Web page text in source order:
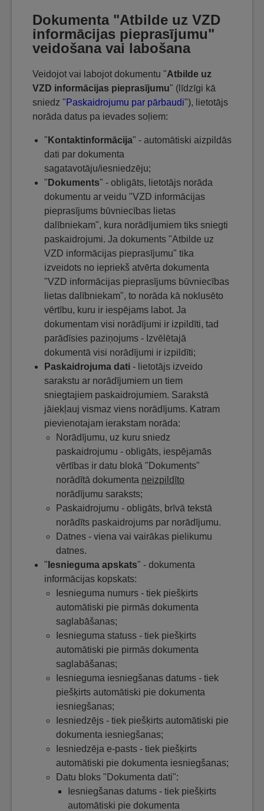
Dokumenta "Atbilde uz VZD
informācijas pieprasījumu"
veidošana vai labošana
Veidojot vai labojot dokumentu "Atbilde uz
VZD informācijas pieprasījumu" (līdzīgi kā
sniedz " Paskaidrojumu par pārbaudi"), lietotājs
norāda datus pa ievades soļiem:
" Kontaktinformācija" - automātiski aizpildās
dati par dokumenta
sagatavotāju/iesniedzēju;
" Dokuments" - obligāts, lietotājs norāda
dokumentu ar veidu "VZD informācijas
pieprasījums būvniecības lietas
dalībniekam", kura norādījumiem tiks sniegti
paskaidrojumi. Ja dokuments "Atbilde uz
VZD informācijas pieprasījumu" tika
izveidots no iepriekš atvērta dokumenta
"VZD informācijas pieprasījums būvniecības
lietas dalībniekam", to norāda kā noklusēto
vērtību, kuru ir iespējams labot. Ja
dokumentam visi norādījumi ir izpildīti, tad
parādīsies paziņojums - Izvēlētajā
dokumentā visi norādījumi ir izpildīti;
Paskaidrojuma dati - lietotājs izveido
sarakstu ar norādījumiem un tiem
sniegtajiem paskaidrojumiem. Sarakstā
jāiekļauj vismaz viens norādījums. Katram
pievienotajam ierakstam norāda:
Norādījumu, uz kuru sniedz
paskaidrojumu - obligāts, iespējamās
vērtības ir datu blokā "Dokuments"
norādītā dokumenta neizpildīto
norādījumu saraksts;
Paskaidrojumu - obligāts, brīvā tekstā
norādīts paskaidrojums par norādījumu.
Datnes - viena vai vairākas pielikumu
datnes.
" Iesnieguma apskats" - dokumenta
informācijas kopskats:
Iesnieguma numurs - tiek piešķirts
automātiski pie pirmās dokumenta
saglabāšanas;
Iesnieguma statuss - tiek piešķirts
automātiski pie pirmās dokumenta
saglabāšanas;
Iesnieguma iesniegšanas datums - tiek
piešķirts automātiski pie dokumenta
iesniegšanas;
Iesniedzējs - tiek piešķirts automātiski pie
dokumenta iesniegšanas;
Iesniedzēja e-pasts - tiek piešķirts
automātiski pie dokumenta iesniegšanas;
Datu bloks "Dokumenta dati":
Iesniegšanas datums - tiek piešķirts
automātiski pie dokumenta